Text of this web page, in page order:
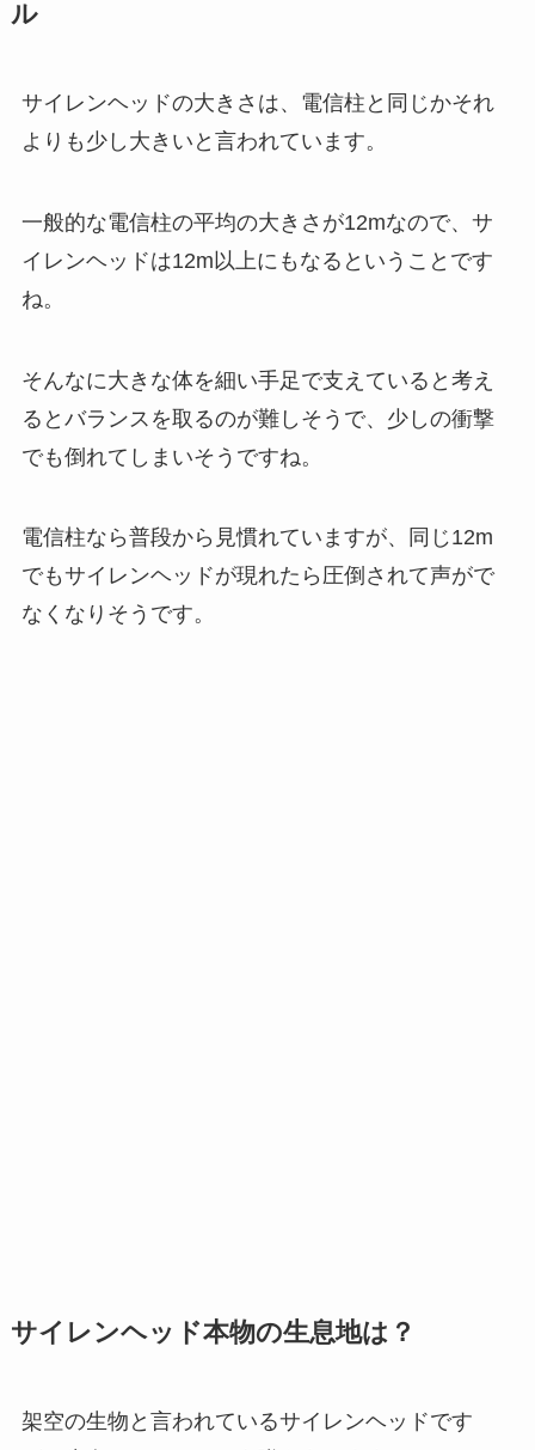
ル
サイレンヘッドの大きさは、電信柱と同じかそれ
よりも少し大きいと言われています。
一般的な電信柱の平均の大きさが12mなので、サ
イレンヘッドは12m以上にもなるということです
ね。
そんなに大きな体を細い手足で支えていると考え
るとバランスを取るのが難しそうで、少しの衝撃
でも倒れてしまいそうですね。
電信柱なら普段から見慣れていますが、同じ12m
でもサイレンヘッドが現れたら圧倒されて声がで
なくなりそうです。
サイレンヘッド本物の生息地は？
架空の生物と言われているサイレンヘッドです